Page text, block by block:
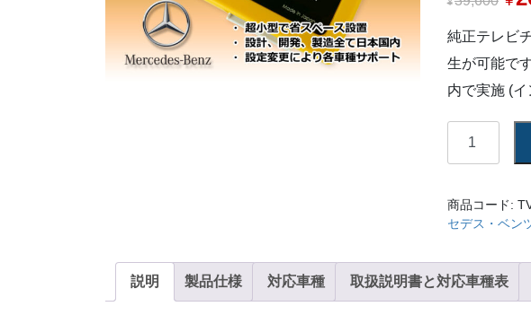
純正テレビ
生が可能で
内で実施 (イ
ビ
キ
ン
セ
ラ
商品コード:
セデス・ベン
説明 製品仕様 対応車種 取扱説明書と対応車種表